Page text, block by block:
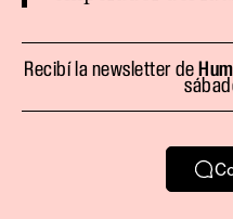
Recibí la newsletter de